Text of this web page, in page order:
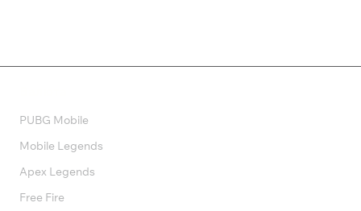
PUBG Mobile
Mobile Legends
Apex Legends
Free Fire